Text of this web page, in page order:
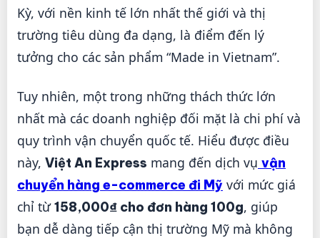
Kỳ, với nền kinh tế lớn nhất thế giới và thị
trường tiêu dùng đa dạng, là điểm đến lý
tưởng cho các sản phẩm “Made in Vietnam”.
Tuy nhiên, một trong những thách thức lớn
nhất mà các doanh nghiệp đối mặt là chi phí và
quy trình vận chuyển quốc tế. Hiểu được điều
này, Việt An Express mang đến dịch vụ vận
chuyển hàng e-commerce đi Mỹ với mức giá
chỉ từ158,000₫ cho đơn hàng 100g, giúp
bạn dễ dàng tiếp cận thị trường Mỹ mà không